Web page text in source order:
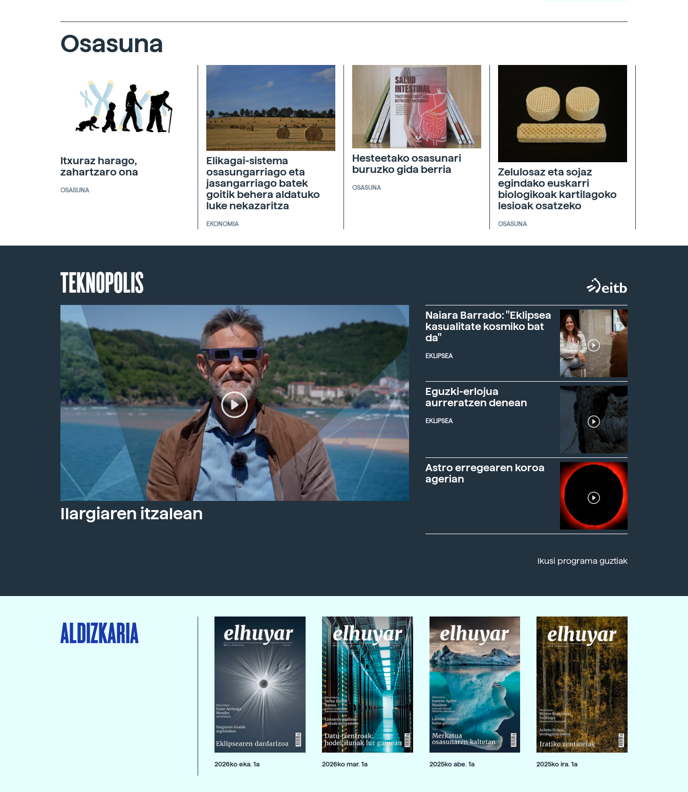
Osasuna
Itxuraz harago,
zahartzaro ona
OSASUNA
Elikagai-sistema
osasungarriago eta
jasangarriago batek
goitik behera aldatuko
luke nekazaritza
EKONOMIA
Hesteetako osasunari
buruzko gida berria
OSASUNA
Zelulosaz eta sojaz
egindako euskarri
biologikoak kartilagoko
lesioak osatzeko
OSASUNA
TEKNOPOLIS
Ilargiaren itzalean
Naiara Barrado: "Eklipsea
kasualitate kosmiko bat
da"
EKLIPSEA
Eguzki-erlojua
aurreratzen denean
EKLIPSEA
Astro erregearen koroa
agerian
Ikusi programa guztiak
ALDIZKARIA
2026ko eka. 1a 2026ko mar. 1a 2025ko abe. 1a 2025ko ira. 1a